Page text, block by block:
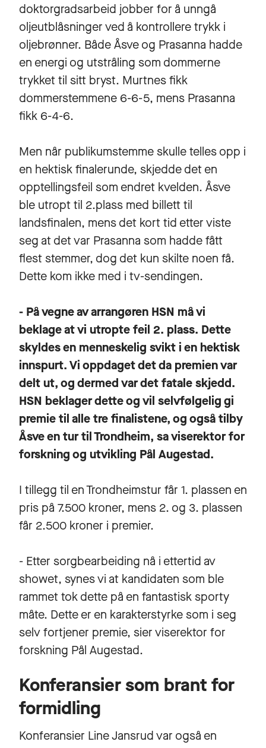
doktorgradsarbeid jobber for å unngå
oljeutblåsninger ved å kontrollere trykk i
oljebrønner. Både Åsve og Prasanna hadde
en energi og utstråling som dommerne
trykket til sitt bryst. Murtnes fikk
dommerstemmene 6-6-5, mens Prasanna
fikk 6-4-6.
Men når publikumstemme skulle telles opp i
en hektisk finalerunde, skjedde det en
opptellingsfeil som endret kvelden. Åsve
ble utropt til 2.plass med billett til
landsfinalen, mens det kort tid etter viste
seg at det var Prasanna som hadde fått
flest stemmer, dog det kun skilte noen få.
Dette kom ikke med i tv-sendingen.
- På vegne av arrangøren HSN må vi
beklage at vi utropte feil 2. plass. Dette
skyldes en menneskelig svikt i en hektisk
innspurt. Vi oppdaget det da premien var
delt ut, og dermed var det fatale skjedd.
HSN beklager dette og vil selvfølgelig gi
premie til alle tre finalistene, og også tilby
Åsve en tur til Trondheim, sa viserektor for
forskning og utvikling Pål Augestad.
I tillegg til en Trondheimstur får 1. plassen en
pris på 7.500 kroner, mens 2. og 3. plassen
får 2.500 kroner i premier.
- Etter sorgbearbeiding nå i ettertid av
showet, synes vi at kandidaten som ble
rammet tok dette på en fantastisk sporty
måte. Dette er en karakterstyrke som i seg
selv fortjener premie, sier viserektor for
forskning Pål Augestad.
Konferansier som brant for
formidling
Konferansier Line Jansrud var også en